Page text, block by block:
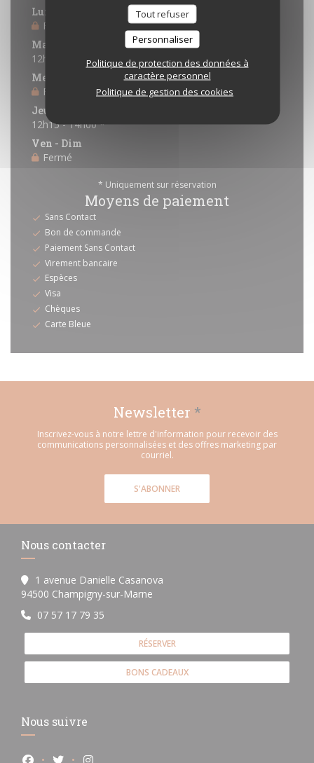
Tout refuser
Personnaliser
Politique de protection des données à
caractère personnel
Politique de gestion des cookies
Lundi
Fermé
Mardi
12h15 - 14h00 *
Mercredi
Fermé
Jeudi
12h15 - 14h00 *
Ven - Dim
Fermé
* Uniquement sur réservation
Moyens de paiement
Sans Contact
Bon de commande
Paiement Sans Contact
Virement bancaire
Espèces
Visa
Chèques
Carte Bleue
Newsletter *
Inscrivez-vous à notre lettre d'information pour recevoir des
communications personnalisées et des offres marketing par
courriel.
S'ABONNER
Nous contacter
1 avenue Danielle Casanova
94500 Champigny-sur-Marne
07 57 17 79 35
RÉSERVER
BONS CADEAUX
Nous suivre